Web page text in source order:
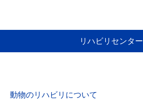
リハビリセンター
動物のリハビリについて